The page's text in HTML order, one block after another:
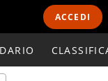
ACCEDI